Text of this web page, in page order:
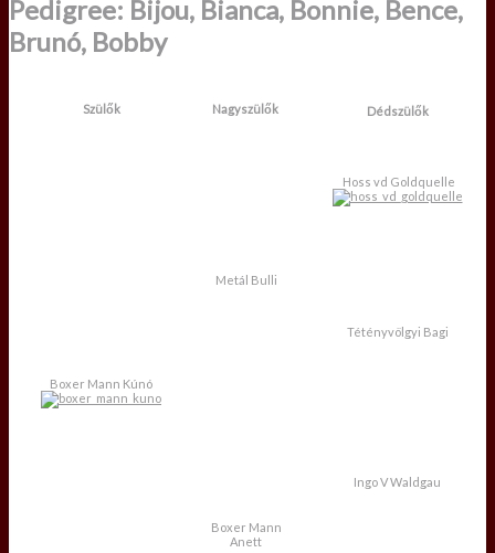
Pedigree: Bijou, Bianca, Bonnie, Bence,
Brunó, Bobby
Szülők Nagyszülők Dédszülők
Boxer Mann Kúnó
Metál Bulli
Hoss vd Goldquelle
Tétényvölgyi Bagi
Boxer Mann
Anett
Ingo V Waldgau